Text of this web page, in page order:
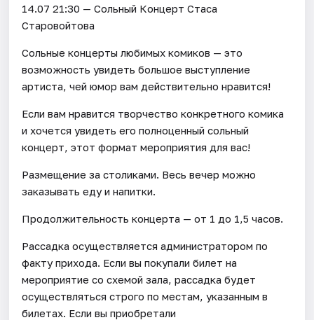
14.07 21:30 — Сольный Концерт Стаса
Старовойтова
Сольные концерты любимых комиков — это
возможность увидеть большое выступление
артиста, чей юмор вам действительно нравится!
Если вам нравится творчество конкретного комика
и хочется увидеть его полноценный сольный
концерт, этот формат мероприятия для вас!
Размещение за столиками. Весь вечер можно
заказывать еду и напитки.
Продолжительность концерта — от 1 до 1,5 часов.
Рассадка осуществляется администратором по
факту прихода. Если вы покупали билет на
мероприятие со схемой зала, рассадка будет
осуществляться строго по местам, указанным в
билетах. Если вы приобретали